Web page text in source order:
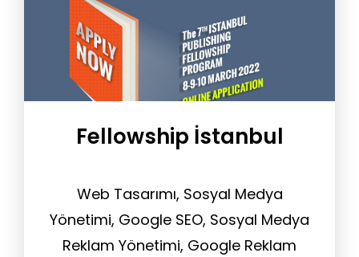
Fellowship İstanbul
Web Tasarımı, Sosyal Medya
Yönetimi, Google SEO, Sosyal Medya
Reklam Yönetimi, Google Reklam